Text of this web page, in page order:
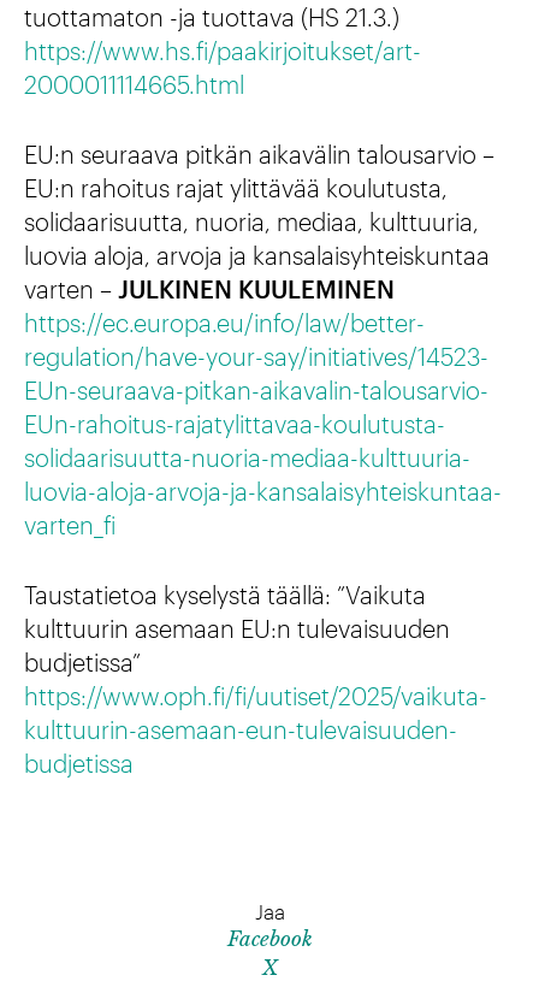
tuottamaton -ja tuottava (HS 21.3.)
https://www.hs.fi/paakirjoitukset/art-
2000011114665.html
EU:n seuraava pitkän aikavälin talousarvio –
EU:n rahoitus rajat ylittävää koulutusta,
solidaarisuutta, nuoria, mediaa, kulttuuria,
luovia aloja, arvoja ja kansalaisyhteiskuntaa
varten – JULKINEN KUULEMINEN
https://ec.europa.eu/info/law/better-
regulation/have-your-say/initiatives/14523-
EUn-seuraava-pitkan-aikavalin-talousarvio-
EUn-rahoitus-rajatylittavaa-koulutusta-
solidaarisuutta-nuoria-mediaa-kulttuuria-
luovia-aloja-arvoja-ja-kansalaisyhteiskuntaa-
varten_fi
Taustatietoa kyselystä täällä: ”Vaikuta
kulttuurin asemaan EU:n tulevaisuuden
budjetissa”
https://www.oph.fi/fi/uutiset/2025/vaikuta-
kulttuurin-asemaan-eun-tulevaisuuden-
budjetissa
Jaa
Facebook
X